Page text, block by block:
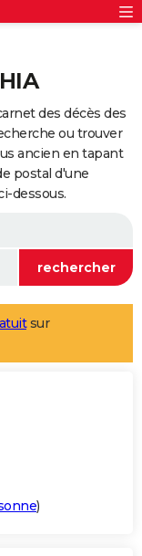
des décès des
ou trouver
ancien en tapant
postal d'une
dessous.
sur
)